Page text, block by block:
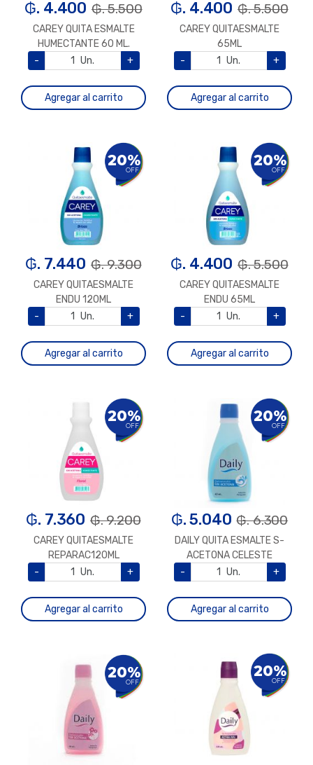
₲. 4.400 ₲. 5.500
CAREY QUITA ESMALTE
HUMECTANTE 60 ML.
-
Un. +
Agregar al carrito
₲. 4.400 ₲. 5.500
CAREY QUITAESMALTE
65ML
-
Un. +
Agregar al carrito
20%
OFF
₲. 7.440 ₲. 9.300
CAREY QUITAESMALTE
ENDU 120ML
-
Un. +
Agregar al carrito
20%
OFF
₲. 4.400 ₲. 5.500
CAREY QUITAESMALTE
ENDU 65ML
-
Un. +
Agregar al carrito
20%
OFF
₲. 7.360 ₲. 9.200
CAREY QUITAESMALTE
REPARAC120ML
-
Un. +
Agregar al carrito
20%
OFF
₲. 5.040 ₲. 6.300
DAILY QUITA ESMALTE S-
ACETONA CELESTE
-
Un. +
Agregar al carrito
20%
OFF
20%
OFF